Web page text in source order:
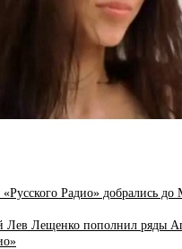
Радио» добрались до
Лев Лещенко пополнил ряды